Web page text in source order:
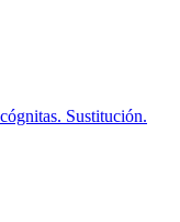
Sustitución.